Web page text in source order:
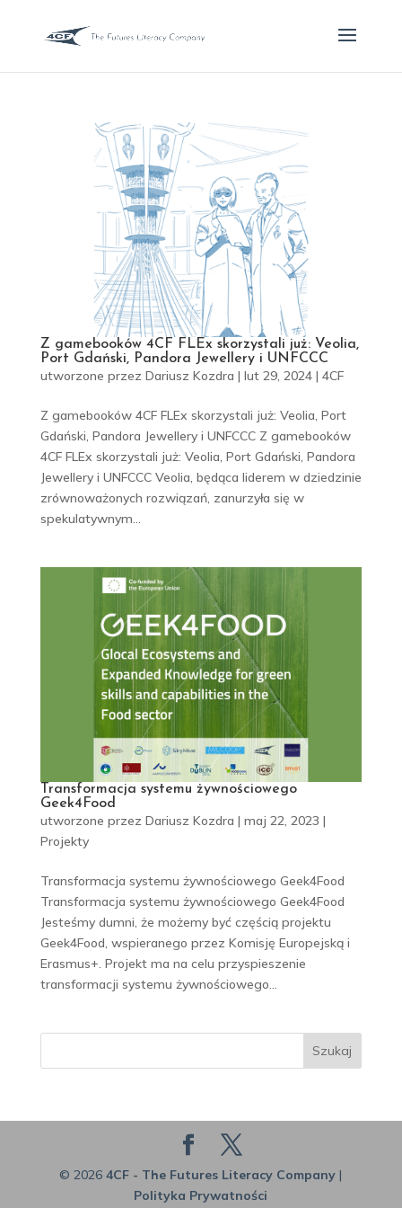
Z gamebooków 4CF FLEx skorzystali już: Veolia,
Port Gdański, Pandora Jewellery i UNFCCC
utworzone przez Dariusz Kozdra | lut 29, 2024| 4CF
Z gamebooków 4CF FLEx skorzystali już: Veolia, Port
Gdański, Pandora Jewellery i UNFCCC Z gamebooków
4CF FLEx skorzystali już: Veolia, Port Gdański, Pandora
Jewellery i UNFCCC Veolia, będąca liderem w dziedzinie
zrównoważonych rozwiązań, zanurzyła się w
spekulatywnym...
Transformacja systemu żywnościowego
Geek4Food
utworzone przez Dariusz Kozdra | maj 22, 2023 |
Projekty
Transformacja systemu żywnościowego Geek4Food
Transformacja systemu żywnościowego Geek4Food
Jesteśmy dumni, że możemy być częścią projektu
Geek4Food, wspieranego przez Komisję Europejską i
Erasmus+. Projekt ma na celu przyspieszenie
transformacji systemu żywnościowego...
Szukaj
© 2026 4CF - The Futures Literacy Company|
Polityka Prywatności